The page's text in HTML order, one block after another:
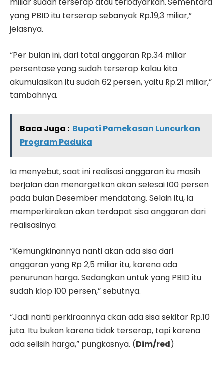
yang PBID itu terserap sebanyak Rp.19,3 miliar,”
jelasnya.
“Per bulan ini, dari total anggaran Rp.34 miliar
persentase yang sudah terserap kalau kita
akumulasikan itu sudah 62 persen, yaitu Rp.21 miliar,”
tambahnya.
Baca Juga : Bupati Pamekasan Luncurkan
Program Paduka
Ia menyebut, saat ini realisasi anggaran itu masih
berjalan dan menargetkan akan selesai 100 persen
pada bulan Desember mendatang. Selain itu, ia
memperkirakan akan terdapat sisa anggaran dari
realisasinya.
“Kemungkinannya nanti akan ada sisa dari
anggaran yang Rp 2,5 miliar itu, karena ada
penurunan harga. Sedangkan untuk yang PBID itu
sudah klop 100 persen,” sebutnya.
“Jadi nanti perkiraannya akan ada sisa sekitar Rp.10
juta. Itu bukan karena tidak terserap, tapi karena
ada selisih harga,” pungkasnya. (Dim/red)